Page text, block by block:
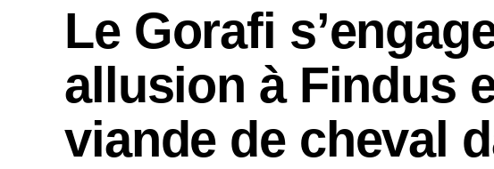
Le Gorafi
allusion à Findus
viande de cheval